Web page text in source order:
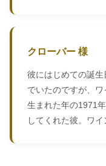
クローバー 様
彼にはじめての誕
でいたのですが、
生まれた年の1971
してくれた彼。ワイ